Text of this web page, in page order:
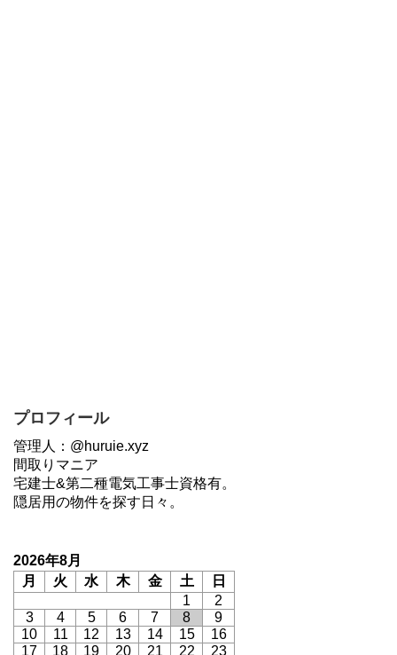
プロフィール
管理人：@huruie.xyz
間取りマニア
宅建士&第二種電気工事士資格有。
隠居用の物件を探す日々。
2026年8月
月
火 水 木 金 土
日
1
2
3
4 5 6 7 8
9
10
11 12 13 14 15
16
17
18 19 20 21 22 23